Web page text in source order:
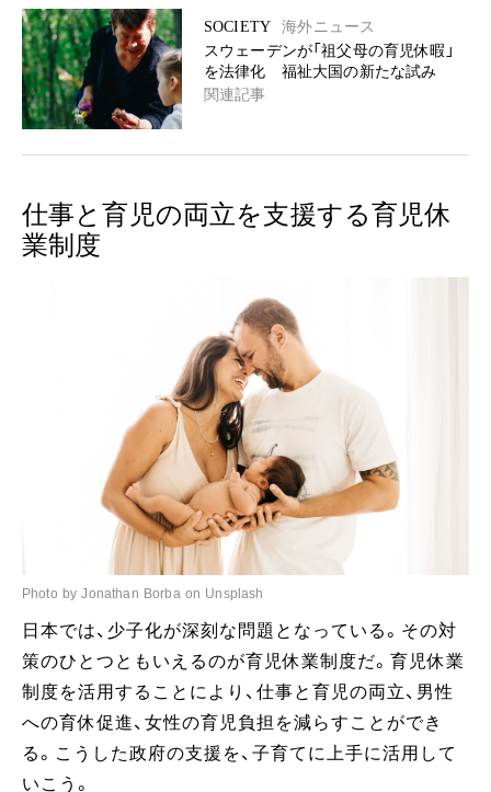
SOCIETY
海外ニュース
スウェーデンが「祖父母の育児休暇」
を法律化 福祉大国の新たな試み
関連記事
仕事と育児の両立を支援する育児休
業制度
Photo by Jonathan Borba on Unsplash
日本では、少子化が深刻な問題となっている。その対
策のひとつともいえるのが育児休業制度だ。育児休業
制度を活用することにより、仕事と育児の両立、男性
への育休促進、女性の育児負担を減らすことができ
る。こうした政府の支援を、子育てに上手に活用して
いこう。